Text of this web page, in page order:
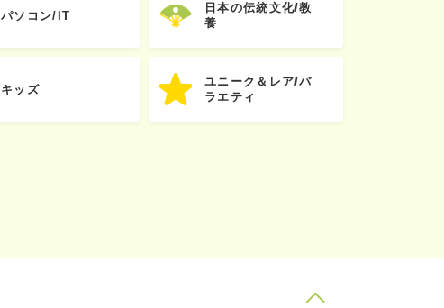
パソコン/IT
日本の伝統文化/教
養
キッズ
ユニーク＆レア/バ
ラエティ